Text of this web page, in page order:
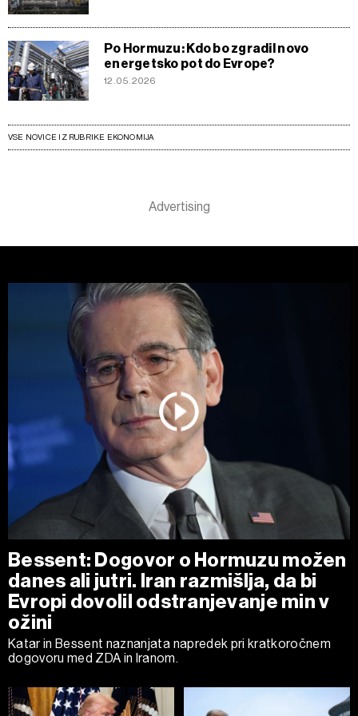
Po Hormuzu: Kdo bo zgradil novo
energetsko pot do Evrope?
12.05.2026
VSE NOVICE IZ RUBRIKE EKONOMIJA
Bessent: Dogovor o Hormuzu možen
danes ali jutri. Iran razmišlja, da bi
Evropi dovolil odstranjevanje min v
ožini
Katar in Bessent naznanjata napredek pri kratkoročnem
dogovoru med ZDA in Iranom.